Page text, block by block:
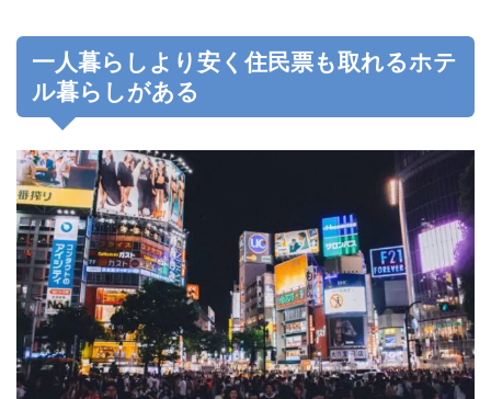
一人暮らしより安く住民票も取れるホテ
ル暮らしがある